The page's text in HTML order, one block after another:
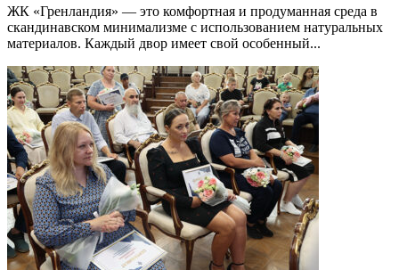
ЖК «Гренландия» — это комфортная и продуманная среда в
скандинавском минимализме с использованием натуральных
материалов. Каждый двор имеет свой особенный...